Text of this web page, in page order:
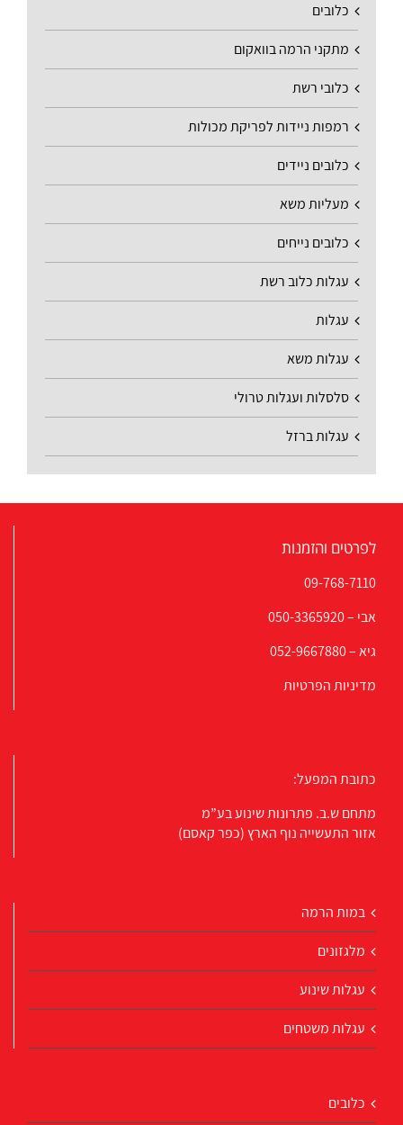
כלובים
מתקני הרמה בוואקום
כלובי רשת
רמפות ניידות לפריקת מכולות
כלובים ניידים
מעליות משא
כלובים נייחים
עגלות כלוב רשת
עגלות
עגלות משא
סלסלות ועגלות טרולי
עגלות ברזל
לפרטים והזמנות
09-768-7110
אבי –050-3365920
גיא –052-9667880
מדיניות הפרטיות
כתובת המפעל:
מתחם ש.ב. פתרונות שינוע בע”מ
אזור התעשייה נוף הארץ (כפר קאסם)
במות הרמה
מלגזונים
עגלות שינוע
עגלות משטחים
כלובים